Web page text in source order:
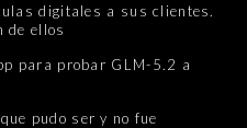
digitales a sus clientes.
de ellos
para probar GLM-5.2 a
pudo ser y no fue